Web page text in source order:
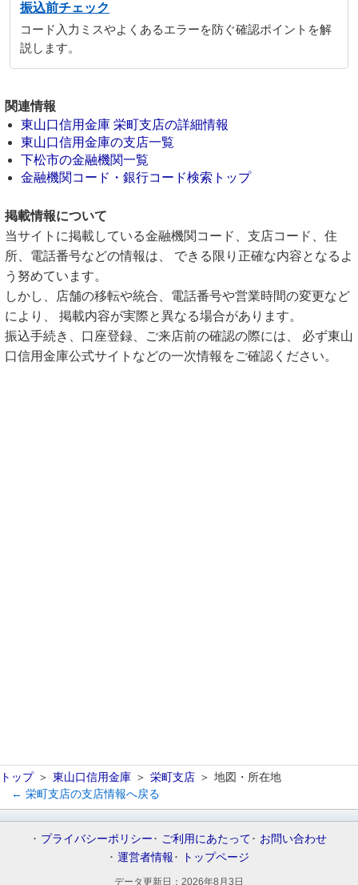
振込前チェック
コード入力ミスやよくあるエラーを防ぐ確認ポイントを解
説します。
関連情報
東山口信用金庫 栄町支店の詳細情報
東山口信用金庫の支店一覧
下松市の金融機関一覧
金融機関コード・銀行コード検索トップ
掲載情報について
当サイトに掲載している金融機関コード、支店コード、住
所、電話番号などの情報は、 できる限り正確な内容となるよ
う努めています。
しかし、店舗の移転や統合、電話番号や営業時間の変更など
により、 掲載内容が実際と異なる場合があります。
振込手続き、口座登録、ご来店前の確認の際には、 必ず東山
口信用金庫公式サイトなどの一次情報をご確認ください。
トップ 東山口信用金庫 栄町支店
地図・所在地
← 栄町支店の支店情報へ戻る
プライバシーポリシー ご利用にあたって
お問い合わせ
運営者情報
トップページ
データ更新日： 2026年8月3日